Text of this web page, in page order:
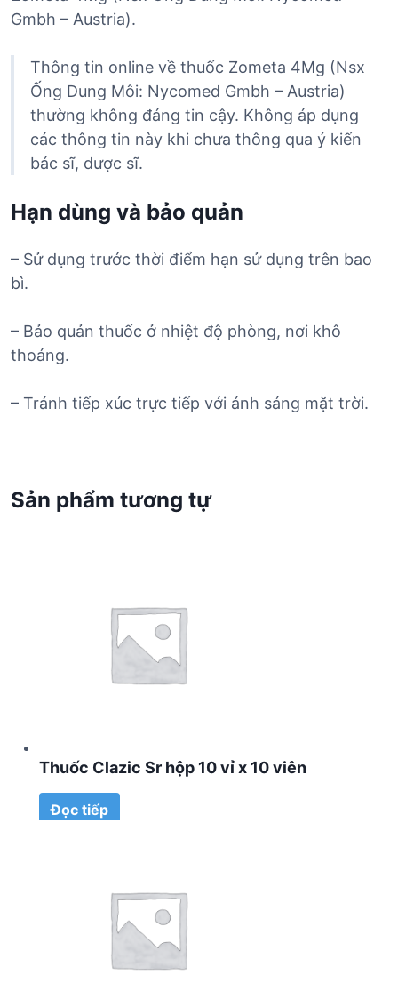
Gmbh – Austria).
Thông tin online về thuốc Zometa 4Mg (Nsx
Ống Dung Môi: Nycomed Gmbh – Austria)
thường không đáng tin cậy. Không áp dụng
các thông tin này khi chưa thông qua ý kiến
bác sĩ, dược sĩ.
Hạn dùng và bảo quản
– Sử dụng trước thời điểm hạn sử dụng trên bao
bì.
– Bảo quản thuốc ở nhiệt độ phòng, nơi khô
thoáng.
– Tránh tiếp xúc trực tiếp với ánh sáng mặt trời.
Sản phẩm tương tự
Thuốc Clazic Sr hộp 10 vỉ x 10 viên
Đọc tiếp